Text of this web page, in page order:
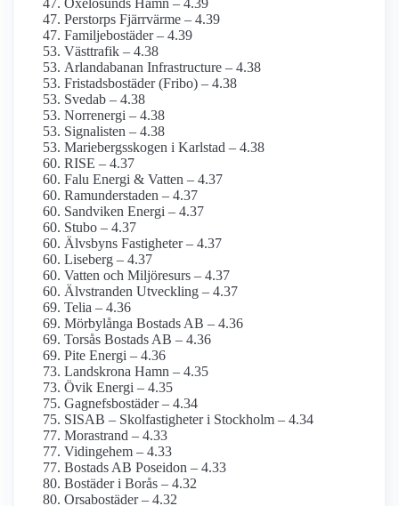
Oxelösunds Hamn – 4.39
Perstorps Fjärrvärme – 4.39
Familjebostäder – 4.39
Västtrafik – 4.38
Arlanda­banan Infrastructure – 4.38
Fristadsbostäder (Fribo) – 4.38
Svedab – 4.38
Norrenergi – 4.38
Signalisten – 4.38
Mariebergs­skogen i Karlstad – 4.38
RISE – 4.37
Falu Energi & Vatten – 4.37
Ramunderstaden – 4.37
Sandviken Energi – 4.37
Stubo – 4.37
Älvsbyns Fastigheter – 4.37
Liseberg – 4.37
Vatten och Miljöresurs – 4.37
Älvstranden Utveckling – 4.37
Telia – 4.36
Mörbylånga Bostads AB – 4.36
Torsås Bostads AB – 4.36
Pite Energi – 4.36
Landskrona Hamn – 4.35
Övik Energi – 4.35
Gagnefsbostäder – 4.34
SISAB – Skolfastigheter i Stockholm – 4.34
Morastrand – 4.33
Vidingehem – 4.33
Bostads AB Poseidon – 4.33
Bostäder i Borås – 4.32
Orsabostäder – 4.32